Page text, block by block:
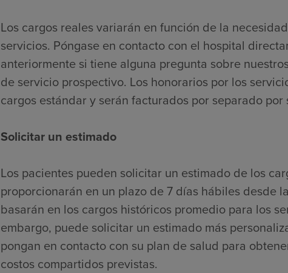
Los cargos reales variarán en función de la
servicios. Póngase en contacto con el hospital
anteriormente si tiene alguna pregunta sobre
de servicio prospectivo. Los honorarios por los
cargos estándar y serán facturados por separado por
Solicitar un estimado
Los pacientes pueden solicitar un estimado de los
proporcionarán en un plazo de 7 días hábiles desde
basarán en los cargos históricos promedio para los
embargo, puede solicitar un estimado más
pongan en contacto con su plan de salud para
costos compartidos previstas.